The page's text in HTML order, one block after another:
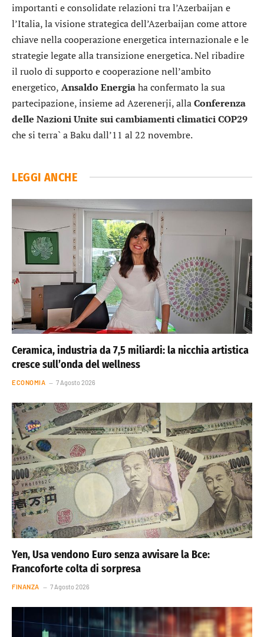
importanti e consolidate relazioni tra l’Azerbaijan e
l’Italia, la visione strategica dell’Azerbaijan come attore
chiave nella cooperazione energetica internazionale e le
strategie legate alla transizione energetica. Nel ribadire
il ruolo di supporto e cooperazione nell’ambito
energetico, Ansaldo Energiaha confermato la sua
partecipazione, insieme ad Azerenerji, allaConferenza
delle Nazioni Unite sui cambiamenti climatici COP29
che si terra` a Baku dall’11 al 22 novembre.
LEGGI ANCHE
Ceramica, industria da 7,5 miliardi: la nicchia artistica
cresce sull’onda del wellness
ECONOMIA 7 Agosto 2026
Yen, Usa vendono Euro senza avvisare la Bce:
Francoforte colta di sorpresa
FINANZA 7 Agosto 2026